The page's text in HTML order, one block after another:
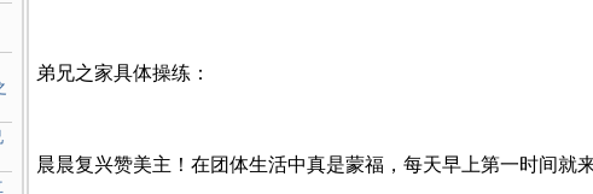
弟兄之家具体操练：
晨晨复兴赞美主！在团体生活中真是蒙福，每天早上第一时间就